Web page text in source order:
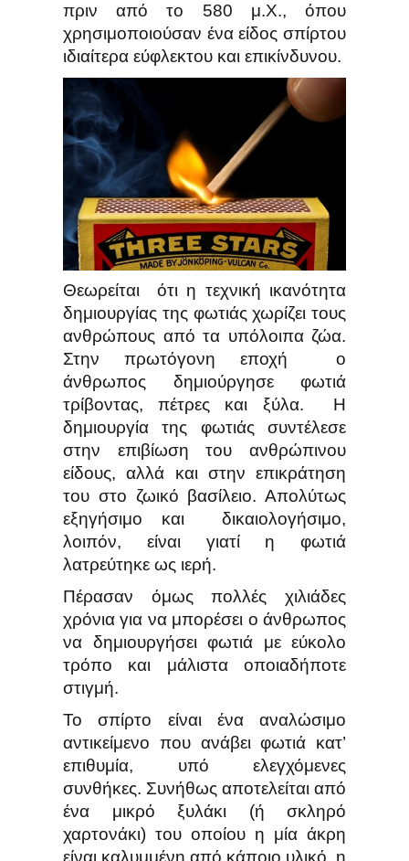
πριν από το 580 μ.Χ., όπου
χρησιμοποιούσαν ένα είδος σπίρτου
ιδιαίτερα εύφλεκτου και επικίνδυνου.
Θεωρείται ότι η τεχνική ικανότητα
δημιουργίας της φωτιάς χωρίζει τους
ανθρώπους από τα υπόλοιπα ζώα.
Στην πρωτόγονη εποχή ο
άνθρωπος δημιούργησε φωτιά
τρίβοντας, πέτρες και ξύλα. Η
δημιουργία της φωτιάς συντέλεσε
στην επιβίωση του ανθρώπινου
είδους, αλλά και στην επικράτηση
του στο ζωικό βασίλειο. Απολύτως
εξηγήσιμο και δικαιολογήσιμο,
λοιπόν, είναι γιατί η φωτιά
λατρεύτηκε ως ιερή.
Πέρασαν όμως πολλές χιλιάδες
χρόνια για να μπορέσει ο άνθρωπος
να δημιουργήσει φωτιά με εύκολο
τρόπο και μάλιστα οποιαδήποτε
στιγμή.
Το σπίρτο είναι ένα αναλώσιμο
αντικείμενο που ανάβει φωτιά κατ’
επιθυμία, υπό ελεγχόμενες
συνθήκες. Συνήθως αποτελείται από
ένα μικρό ξυλάκι (ή σκληρό
χαρτονάκι) του οποίου η μία άκρη
είναι καλυμμένη από κάποιο υλικό, η